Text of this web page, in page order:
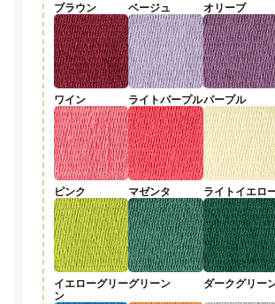
ブラウン ベージュ オリーブ
ワイン ライトパープルパープル
ピンク マゼンタ ライトイエロ
イエローグリー
ン
グリーン ダークグリー